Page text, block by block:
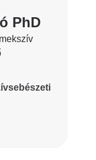
PhD